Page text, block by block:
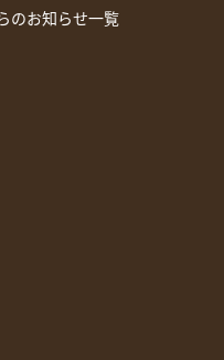
のお知らせ一覧